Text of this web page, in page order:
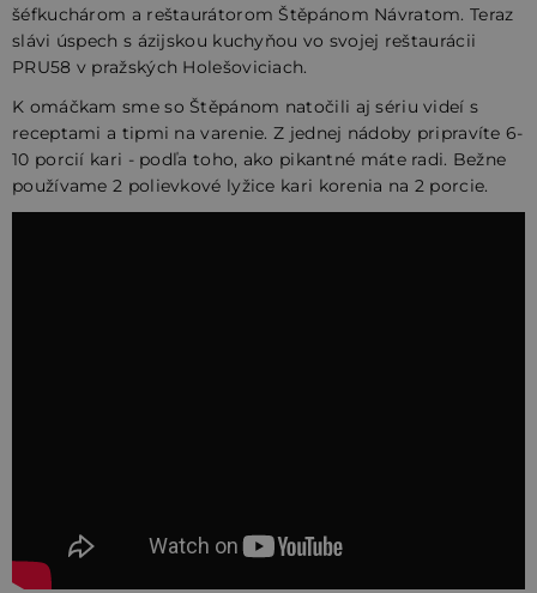
šéfkuchárom a reštaurátorom Štěpánom Návratom. Teraz
slávi úspech s ázijskou kuchyňou vo svojej reštaurácii
PRU58 v pražských Holešoviciach.
K omáčkam sme so Štěpánom natočili aj sériu videí s
receptami a tipmi na varenie. Z jednej nádoby pripravíte 6-
10 porcií kari - podľa toho, ako pikantné máte radi. Bežne
používame 2 polievkové lyžice kari korenia na 2 porcie.